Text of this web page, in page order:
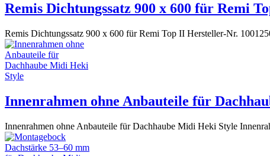
Remis Dichtungssatz 900 x 600 für Remi
Remis Dichtungssatz 900 x 600 für Remi Top II Hersteller-Nr.
Innenrahmen ohne Anbauteile für
Innenrahmen ohne Anbauteile für Dachhaube Midi Heki Style